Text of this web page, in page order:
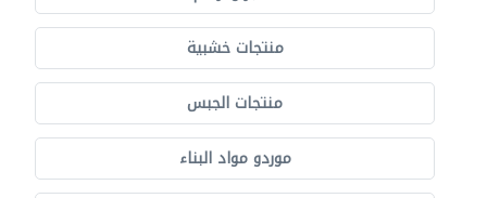
منتجات خشبية
منتجات الجبس
موردو مواد البناء